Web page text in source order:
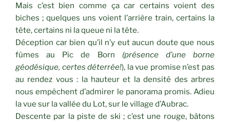
Mais c’est bien comme ça car certains voient des
biches ; quelques uns voient l’arrière train, certains la
tête, certains ni la queue ni la tête.
Déception car bien qu’il n’y eut aucun doute que nous
fûmes au Pic de Born (présence d’une borne
géodésique, certes déterrée!), la vue promise n’est pas
au rendez vous : la hauteur et la densité des arbres
nous empêchent d’admirer le panorama promis. Adieu
la vue sur la vallée du Lot, sur le village d’Aubrac.
Descente par la piste de ski ; c’est une rouge, bâtons